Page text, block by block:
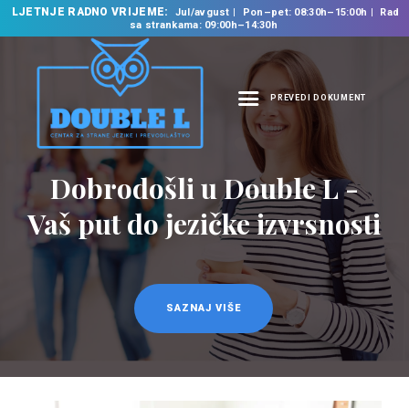
LJETNJE RADNO VRIJEME: Jul/avgust Pon–pet: 08:30h–15:00h
Rad
sa strankama: 09:00h–14:30h
PREVEDI DOKUMENT
NASLOVNA
O NAMA
NAŠE USLUGE
ŠKOLA STRANIH
JEZIKA
PREVODILAČKI BIRO
KURSEVI
NOVOSTI
KONTAKT
Prevodilačke usluge
na 35 jezika
SAZNAJ VIŠE